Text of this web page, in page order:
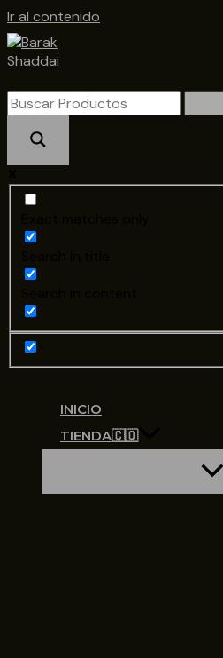
Ir al contenido
INICIO
TIENDA🇨🇴